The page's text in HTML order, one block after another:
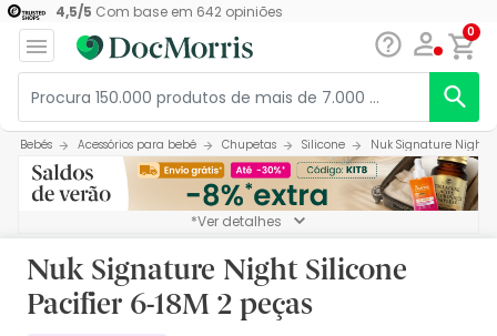
4,5/5 Com base em 642opiniões
0
Bebés Acessórios para bebé Chupetas Silicone Nuk Signature Night
*Ver detalhes
Nuk Signature Night Silicone
Pacifier 6-18M 2 peças